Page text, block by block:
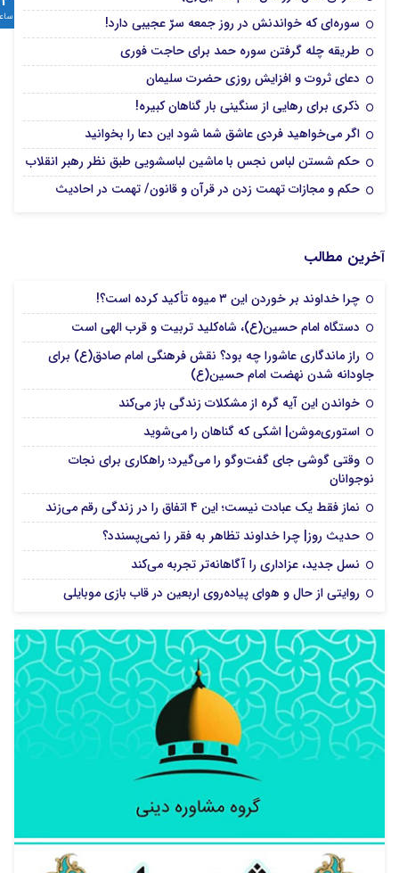
سوره‌ای که خواندنش در روز جمعه سرّ عجیبی دارد!
طریقه چله گرفتن سوره حمد برای حاجت فوری
دعای ثروت و افزایش روزی حضرت سلیمان
ذکری برای رهایی از سنگینی بار گناهان کبیره!
اگر می‌خواهید فردی عاشق شما شود این دعا را بخوانید
حکم شستن لباس نجس با ماشین لباسشویی طبق نظر رهبر انقلاب
حکم و مجازات تهمت زدن در قرآن و قانون/ تهمت در احادیث‌
آخرین مطالب
چرا خداوند بر خوردن این ۳ میوه تأکید کرده است؟!
دستگاه امام حسین(ع)، شاه‌کلید تربیت و قرب الهی است
راز ماندگاری عاشورا چه بود؟ نقش فرهنگی امام صادق(ع) برای
جاودانه شدن نهضت امام حسین(ع)
خواندن این آیه گره از مشکلات زندگی باز می‌کند
استوری‌موشن| اشکی که گناهان را می‌شوید
وقتی گوشی جای گفت‌وگو را می‌گیرد؛ راهکاری برای نجات
نوجوانان
نماز فقط یک عبادت نیست؛ این ۴ اتفاق را در زندگی رقم می‌زند
حدیث روز| چرا خداوند تظاهر به فقر را نمی‌پسندد؟
نسل جدید، عزاداری را آگاهانه‌تر تجربه می‌کند
روایتی از حال و هوای پیاده‌روی اربعین در قاب بازی موبایلی